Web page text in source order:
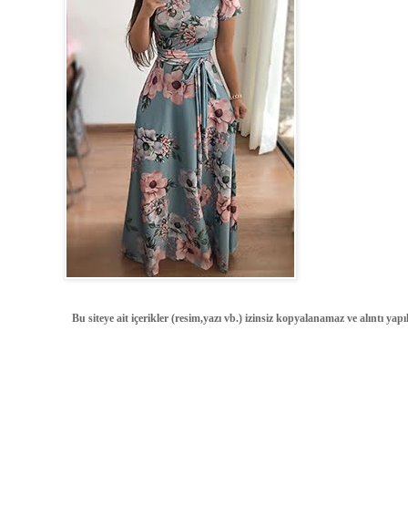
Bu siteye ait içerikler (resim,yazı vb.) izinsiz kopyalanamaz ve alıntı